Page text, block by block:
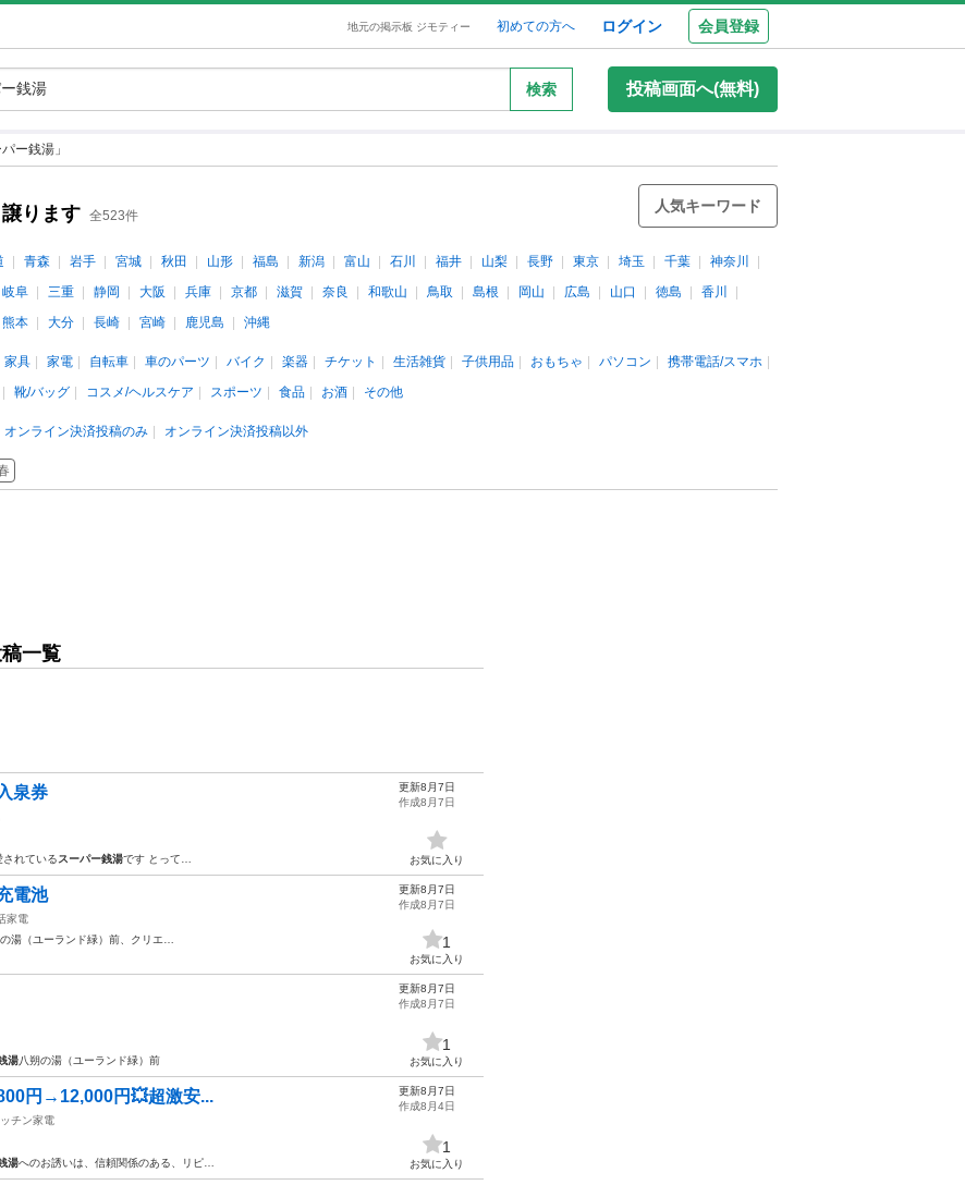
地元の掲示板 ジモティー 初めての方へ ログイン 会員登録
検索 投稿画面へ(無料)
ー銭湯」
ります 全523件
人気キーワード
青森 岩手 宮城 秋田 山形 福島 新潟 富山 石川 福井 山梨 長野 東京 埼玉 千葉
神奈川
岐阜 三重 静岡 大阪 兵庫 京都 滋賀 奈良 和歌山 鳥取 島根 岡山 広島 山口 徳島
香川
熊本 大分 長崎 宮崎 鹿児島 沖縄
家具 家電 自転車 車のパーツ バイク 楽器 チケット 生活雑貨 子供用品 おもちゃ パソコン
携帯電話/スマホ
靴/バッグ コスメ/ヘルスケア スポーツ 食品 お酒 その他
オンライン決済投稿のみ オンライン決済投稿以外
一覧
泉券
れているスーパー銭湯です とって…
更新8月7日
作成8月7日
お気に入り
電池
家電
湯（ユーランド緑）前、クリエ…
更新8月7日
作成8月7日
1
お気に入り
湯八朔の湯（ユーランド緑）前
更新8月7日
作成8月7日
1
お気に入り
円→12,000円💥超激安...
チン家電
湯へのお誘いは、信頼関係のある、リピ…
更新8月7日
作成8月4日
1
お気に入り